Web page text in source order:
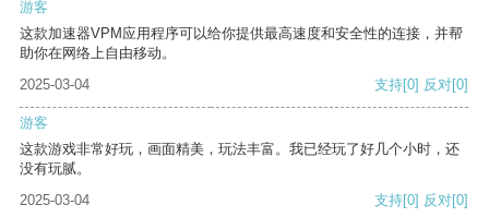
游客
这款加速器VPM应用程序可以给你提供最高速度和安全性的连接，并帮
助你在网络上自由移动。
2025-03-04
支持[0] 反对[0]
游客
这款游戏非常好玩，画面精美，玩法丰富。我已经玩了好几个小时，还
没有玩腻。
2025-03-04
支持[0] 反对[0]